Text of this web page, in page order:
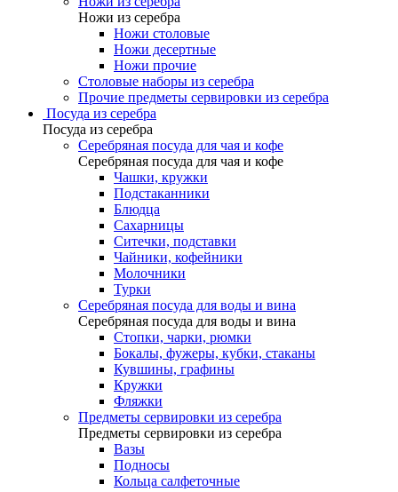
Ножи из серебра
Ножи столовые
Ножи десертные
Ножи прочие
Столовые наборы из серебра
Прочие предметы сервировки из серебра
Посуда из серебра
Посуда из серебра
Серебряная посуда для чая и кофе
Серебряная посуда для чая и кофе
Чашки, кружки
Подстаканники
Блюдца
Сахарницы
Ситечки, подставки
Чайники, кофейники
Молочники
Турки
Серебряная посуда для воды и вина
Серебряная посуда для воды и вина
Стопки, чарки, рюмки
Бокалы, фужеры, кубки, стаканы
Кувшины, графины
Кружки
Фляжки
Предметы сервировки из серебра
Предметы сервировки из серебра
Вазы
Подносы
Кольца салфеточные